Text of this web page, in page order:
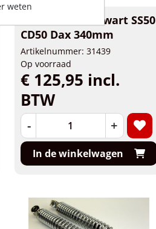
Schokbrekers zwart SS50
CD50 Dax 340mm
Artikelnummer: 31439
Op voorraad
€ 125,95 incl.
BTW
- +
In de winkelwagen
weten